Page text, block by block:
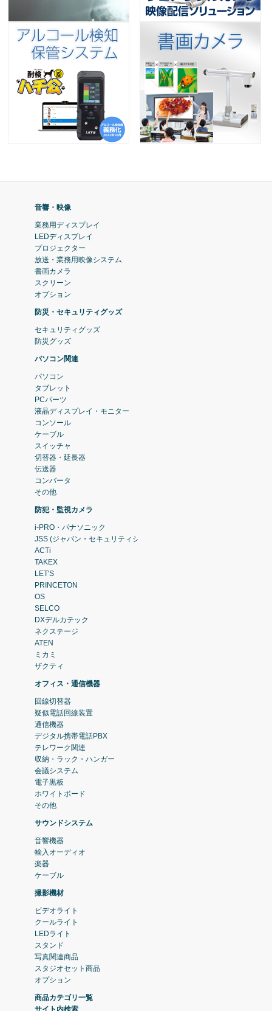
音響・映像
業務用ディスプレイ
LEDディスプレイ
プロジェクター
放送・業務用映像システム
書画カメラ
スクリーン
オプション
防災・セキュリティグッズ
セキュリティグッズ
防災グッズ
パソコン関連
パソコン
タブレット
PCパーツ
液晶ディスプレイ・モニター
コンソール
ケーブル
スイッチャ
切替器・延長器
伝送器
コンバータ
その他
防犯・監視カメラ
i-PRO・パナソニック
JSS (ジャパン・セキュリティシステム)
ACTi
TAKEX
LET'S
PRINCETON
OS
SELCO
DXデルカテック
ネクステージ
ATEN
ミカミ
ザクティ
オフィス・通信機器
回線切替器
疑似電話回線装置
通信機器
デジタル携帯電話PBX
テレワーク関連
収納・ラック・ハンガー
会議システム
電子黒板
ホワイトボード
その他
サウンドシステム
音響機器
輸入オーディオ
楽器
ケーブル
撮影機材
ビデオライト
クールライト
LEDライト
スタンド
写真関連商品
スタジオセット商品
オプション
商品カテゴリ一覧